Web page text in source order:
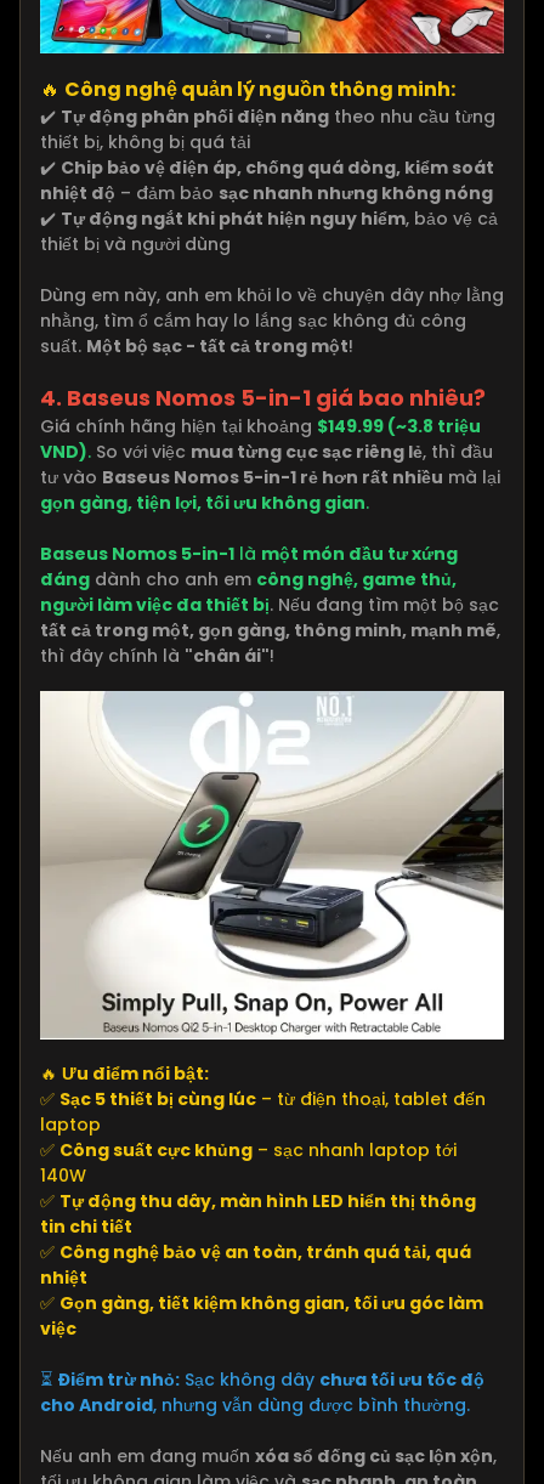
🔥 Công nghệ quản lý nguồn thông minh:
✔️ Tự động phân phối điện năng theo nhu cầu từng
thiết bị, không bị quá tải
✔️ Chip bảo vệ điện áp, chống quá dòng, kiểm soát
nhiệt độ – đảm bảo sạc nhanh nhưng không nóng
✔️ Tự động ngắt khi phát hiện nguy hiểm, bảo vệ cả
thiết bị và người dùng
Dùng em này, anh em khỏi lo về chuyện dây nhợ lằng
nhằng, tìm ổ cắm hay lo lắng sạc không đủ công
suất. Một bộ sạc - tất cả trong một!
4. Baseus Nomos 5-in-1 giá bao nhiêu?
Giá chính hãng hiện tại khoảng $149.99 (~3.8 triệu
VND). So với việc mua từng cục sạc riêng lẻ, thì đầu
tư vào Baseus Nomos 5-in-1 rẻ hơn rất nhiều mà lại
gọn gàng, tiện lợi, tối ưu không gian.
Baseus Nomos 5-in-1 là một món đầu tư xứng
đáng dành cho anh em công nghệ, game thủ,
người làm việc đa thiết bị. Nếu đang tìm một bộ sạc
tất cả trong một, gọn gàng, thông minh, mạnh mẽ,
thì đây chính là "chân ái"!
🔥 Ưu điểm nổi bật:
✅ Sạc 5 thiết bị cùng lúc – từ điện thoại, tablet đến
laptop
✅ Công suất cực khủng – sạc nhanh laptop tới
140W
✅ Tự động thu dây, màn hình LED hiển thị thông
tin chi tiết
✅ Công nghệ bảo vệ an toàn, tránh quá tải, quá
nhiệt
✅ Gọn gàng, tiết kiệm không gian, tối ưu góc làm
việc
⏳ Điểm trừ nhỏ: Sạc không dây chưa tối ưu tốc độ
cho Android, nhưng vẫn dùng được bình thường.
Nếu anh em đang muốn xóa sổ đống củ sạc lộn xộn,